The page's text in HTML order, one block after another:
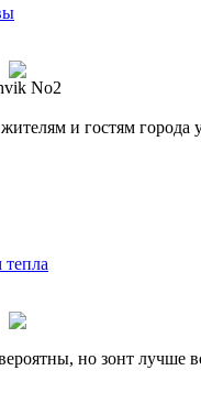
No2
и гостям
но зонт лучше